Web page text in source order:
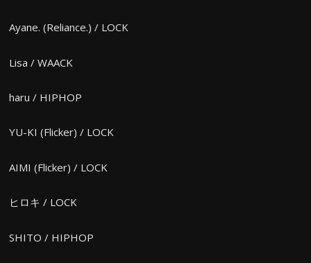
Ayane. (Reliance.) / LOCK
Lisa / WAACK
haru / HIPHOP
YU-KI (Flicker) / LOCK
AIMI (Flicker) / LOCK
ヒロキ / LOCK
SHITO / HIPHOP